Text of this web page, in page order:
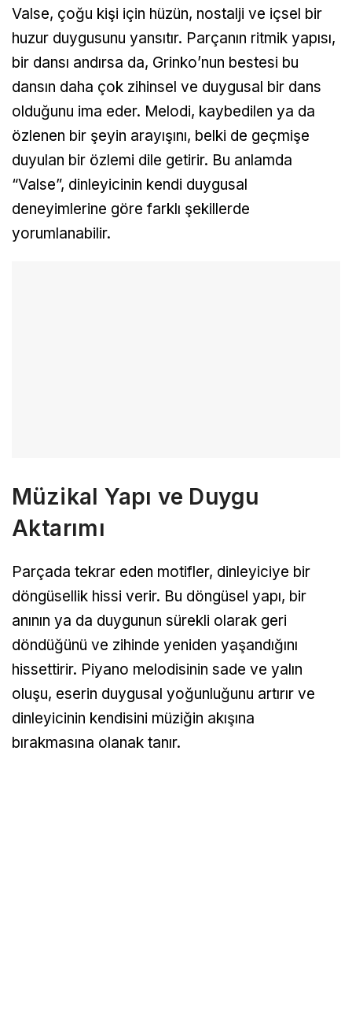
Valse, çoğu kişi için hüzün, nostalji ve içsel bir
huzur duygusunu yansıtır. Parçanın ritmik yapısı,
bir dansı andırsa da, Grinko’nun bestesi bu
dansın daha çok zihinsel ve duygusal bir dans
olduğunu ima eder. Melodi, kaybedilen ya da
özlenen bir şeyin arayışını, belki de geçmişe
duyulan bir özlemi dile getirir. Bu anlamda
“Valse”, dinleyicinin kendi duygusal
deneyimlerine göre farklı şekillerde
yorumlanabilir.
Müzikal Yapı ve Duygu
Aktarımı
Parçada tekrar eden motifler, dinleyiciye bir
döngüsellik hissi verir. Bu döngüsel yapı, bir
anının ya da duygunun sürekli olarak geri
döndüğünü ve zihinde yeniden yaşandığını
hissettirir. Piyano melodisinin sade ve yalın
oluşu, eserin duygusal yoğunluğunu artırır ve
dinleyicinin kendisini müziğin akışına
bırakmasına olanak tanır.